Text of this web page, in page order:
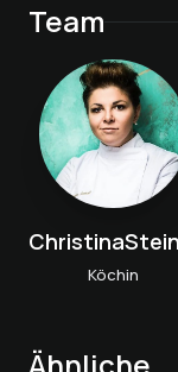
Team
Köchin